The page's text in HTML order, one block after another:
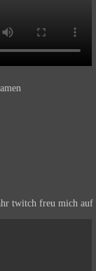
twitch freu mich auf